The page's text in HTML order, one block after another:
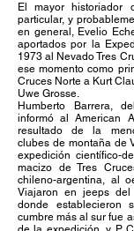
El mayor historiador
particular, y
en general, Evelio
aportados por la
1973 al Nevado Tres
ese momento como
Cruces Norte a Kurt
Uwe Grosse.
Humberto Barrera,
informó al American
resultado de la
clubes de montaña de
expedición científico-
macizo de Tres
chileno-argentina, al
Viajaron en jeeps
donde establecieron
cumbre más al sur fue